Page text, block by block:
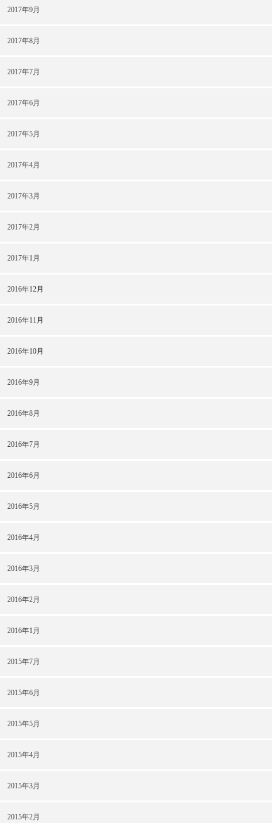
2017年9月
2017年8月
2017年7月
2017年6月
2017年5月
2017年4月
2017年3月
2017年2月
2017年1月
2016年12月
2016年11月
2016年10月
2016年9月
2016年8月
2016年7月
2016年6月
2016年5月
2016年4月
2016年3月
2016年2月
2016年1月
2015年7月
2015年6月
2015年5月
2015年4月
2015年3月
2015年2月